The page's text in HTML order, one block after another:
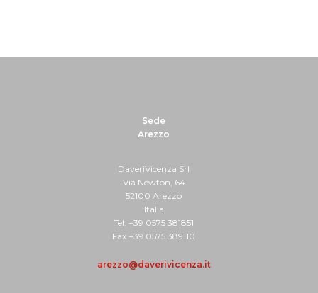
Sede
Arezzo
DaveriVicenza Srl
Via Newton, 64
52100 Arezzo
Italia
Tel. +39 0575 381851
Fax +39 0575 389110
arezzo@daverivicenza.it